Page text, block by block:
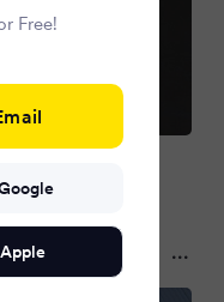
auf
Free!